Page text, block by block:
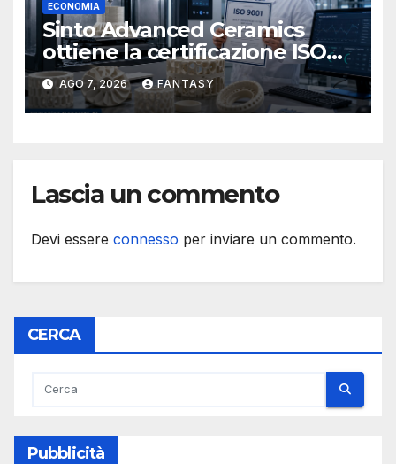
ECONOMIA
Sinto Advanced Ceramics
ottiene la certificazione ISO
9001 per la stampa 3D di
ceramiche tecniche
AGO 7, 2026 FANTASY
Lascia un commento
Devi essere connesso per inviare un commento.
CERCA
Pubblicità